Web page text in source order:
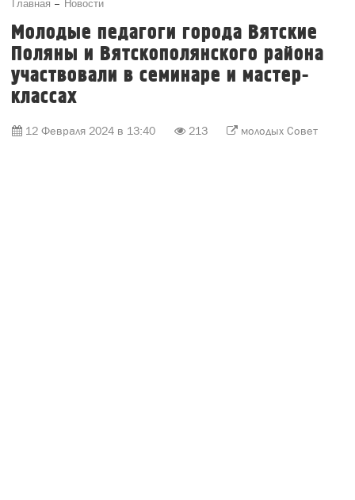
Молодые педагоги города Вятские
Поляны и Вятскополянского района
участвовали в семинаре и мастер-
классах
12 Февраля 2024 в 13:40 213 молодых Совет